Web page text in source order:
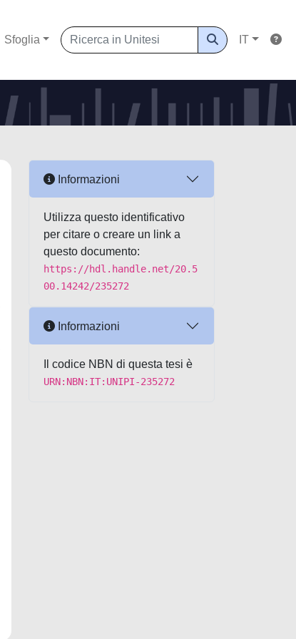
Sfoglia IT
Informazioni
Utilizza questo identificativo
per citare o creare un link a
questo documento:
https://hdl.handle.net/20.5
00.14242/235272
Informazioni
Il codice NBN di questa tesi è
URN:NBN:IT:UNIPI-235272